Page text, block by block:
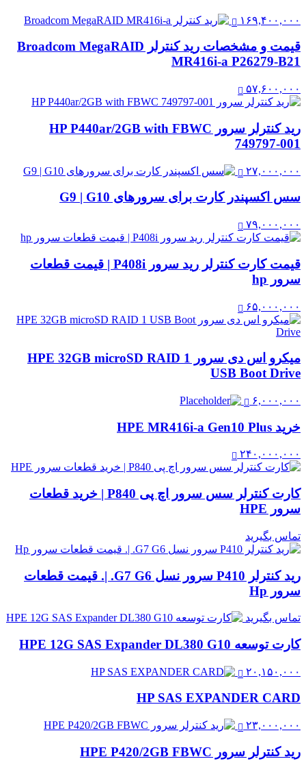
۱۶۹,۴۰۰,۰۰۰
قیمت و مشخصات رید کنترلر Broadcom MegaRAID
MR416i-a P26279-B21
۵۷,۶۰۰,۰۰۰
رید کنترلر سرور HP P440ar/2GB with FBWC
749797-001
۲۷,۰۰۰,۰۰۰
سس اکسپندر کارت برای سرورهای G9 | G10
۷۹,۰۰۰,۰۰۰
قیمت کارت کنترلر رید سرور P408i | قیمت قطعات
سرور hp
۶۵,۰۰۰,۰۰۰
میکرو اس دی سرور HPE 32GB microSD RAID 1
USB Boot Drive
۶,۰۰۰,۰۰۰
خرید HPE MR416i-a Gen10 Plus
۲۴۰,۰۰۰,۰۰۰
کارت کنترلر سس سرور اچ پی P840 | خرید قطعات
سرور HPE
تماس بگیرید
رید کنترلر P410 سرور نسل G7 G6. |. قیمت قطعات
سرور Hp
تماس بگیرید
کارت توسعه HPE 12G SAS Expander DL380 G10
۲۰,۱۵۰,۰۰۰
HP SAS EXPANDER CARD
۲۳,۰۰۰,۰۰۰
رید کنترلر سرور HPE P420/2GB FBWC